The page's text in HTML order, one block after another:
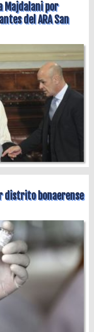
Majdalani por
del ARA San
distrito bonaerense